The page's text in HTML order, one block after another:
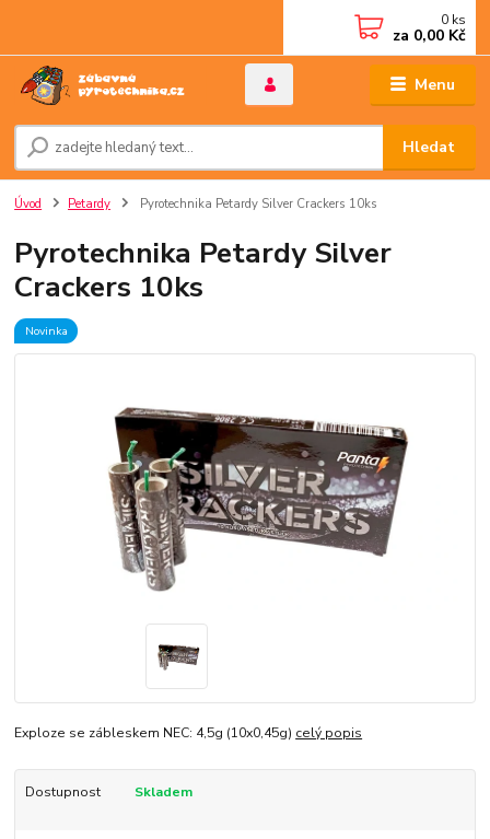
Menu
Hledat
0 ks
za 0,00 Kč
Úvod Petardy Pyrotechnika Petardy Silver Crackers 10ks
Pyrotechnika Petardy Silver
Crackers 10ks
Novinka
Exploze se zábleskem NEC: 4,5g (10x0,45g) celý popis
Dostupnost Skladem